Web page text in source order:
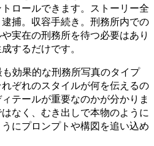
ロールできます。ストーリー全
捕。収容手続き。刑務所内での
実在の刑務所を待つ必要はあり
するだけです。
効果的な刑務所写真のタイプ
ぞれのスタイルが何を伝えるの
テールが重要なのかが分かりま
なく、むき出しで本物のように
にプロンプトや構図を追い込め